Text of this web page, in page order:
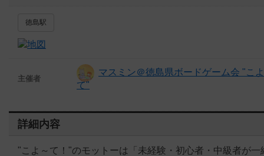
徳島駅
主催者
マスミン＠徳島県ボードゲーム会 "こ
て"
詳細内容
"こよ～て！"のモットーは「未経験・初心者・中級者が一